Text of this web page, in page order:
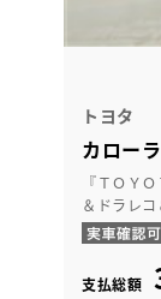
トヨタ
カロー
『ＴＯＹ
＆ドラレ
支払総額